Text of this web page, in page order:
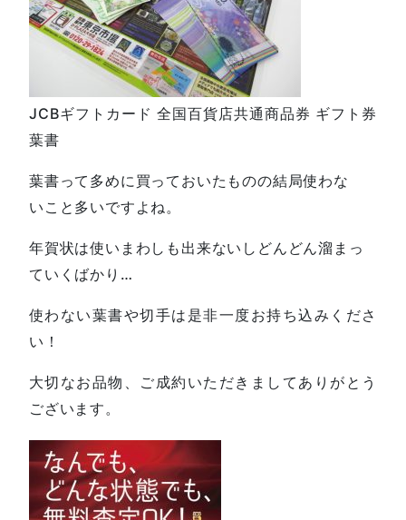
JCBギフトカード 全国百貨店共通商品券 ギフト券
葉書
葉書って多めに買っておいたものの結局使わな
いこと多いですよね。
年賀状は使いまわしも出来ないしどんどん溜まっ
ていくばかり…
使わない葉書や切手は是非一度お持ち込みくださ
い！
大切なお品物、ご成約いただきましてありがとう
ございます。